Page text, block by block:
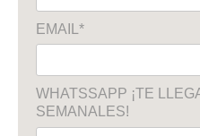
EMAIL*
WHATSSAPP ¡TE
SEMANALES!